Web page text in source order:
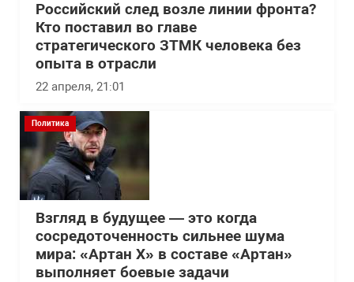
Российский след возле линии фронта?
Кто поставил во главе
стратегического ЗТМК человека без
опыта в отрасли
22 апреля, 21:01
Политика
Взгляд в будущее — это когда
сосредоточенность сильнее шума
мира: «Артан Х» в составе «Артан»
выполняет боевые задачи